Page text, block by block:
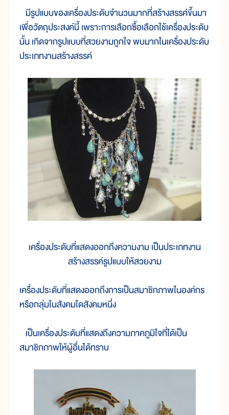
มีรูปแบบของเครื่องประดับจำนวนมากที่สร้างสรรค์ขึ้นมา
เพื่อวัตถุประสงค์นี้ เพราะการเลือกซื้อเลือกใช้เครื่องประดับ
นั้น เกิดจากรูปแบบที่สวยงามถูกใจ พบมากในเครื่องประดับ
ประเภทงานสร้างสรรค์
เครื่องประดับที่แสดงออกถึงความงาม เป็นประเภทงาน
สร้างสรรค์รูปแบบให้สวยงาม
เครื่องประดับที่แสดงออกถึงการเป็นสมาชิกภาพในองค์กร
หรือกลุ่มในสังคมใดสังคมหนึ่ง
เป็นเครื่องประดับที่แสดงถึงความภาคภูมิใจที่ได้เป็น
สมาชิกภาพให้ผู้อื่นได้ทราบ